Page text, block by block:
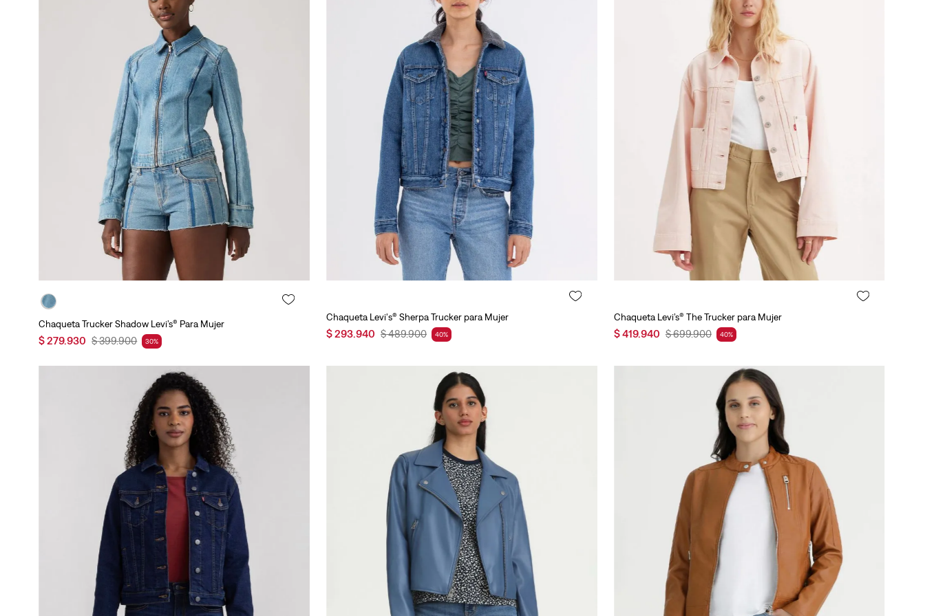
Agregar al carrito
Chaqueta Trucker Shadow Levi’s® Para Mujer
$279.930 $399.900 30%
Agregar al carrito
Chaqueta Levi's® Sherpa Trucker para Mujer
$293.940 $489.900 40%
Agregar al carrito
Chaqueta Levi’s® The Trucker para Mujer
$419.940 $699.900 40%